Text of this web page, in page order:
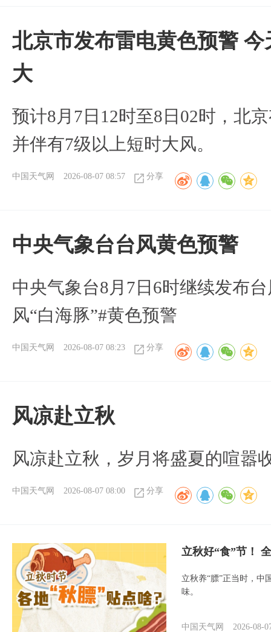
北京市发布雷电黄色预警
大
预计8月7日12时至8日02时，北
并伴有7级以上短时大风。
中国天气网 2026-08-07 08:57 分享
​中央气象台台风黄色预警
中央气象台8月7日6时继续发布
风“白海豚”#黄色预警
中国天气网 2026-08-07 08:23 分享
风凉赴立秋
风凉赴立秋，岁月将盛夏的喧嚣
中国天气网 2026-08-07 08:00 分享
立秋好“食”节！
立秋养“膘”正当时，中
味。
中国天气网 2026-08-